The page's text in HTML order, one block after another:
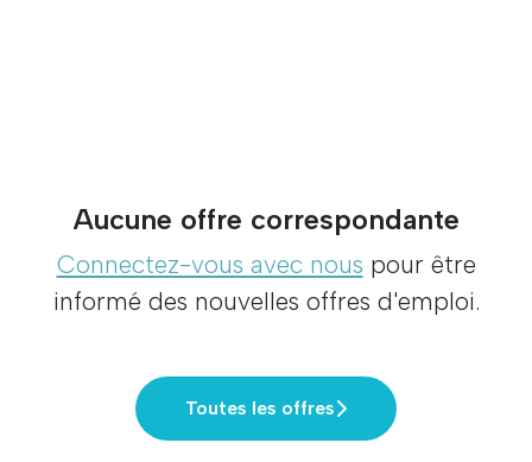
Aucune offre correspondante
Connectez-vous avec nous pour être
informé des nouvelles offres d'emploi.
Toutes les offres